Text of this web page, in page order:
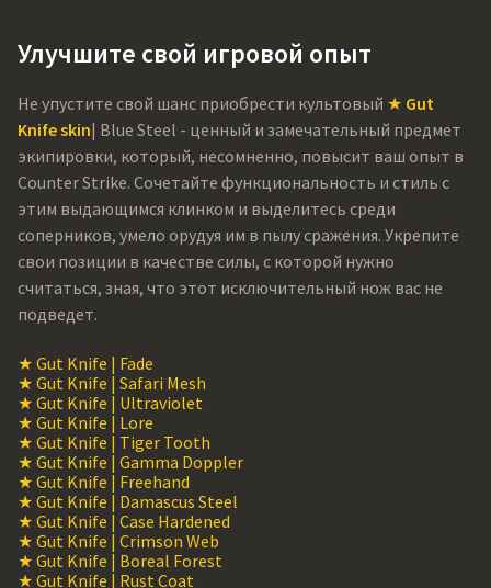
Улучшите свой игровой опыт
Не упустите свой шанс приобрести культовый ★ Gut
Knife skin| Blue Steel - ценный и замечательный предмет
экипировки, который, несомненно, повысит ваш опыт в
Counter Strike. Сочетайте функциональность и стиль с
этим выдающимся клинком и выделитесь среди
соперников, умело орудуя им в пылу сражения. Укрепите
свои позиции в качестве силы, с которой нужно
считаться, зная, что этот исключительный нож вас не
подведет.
★ Gut Knife | Fade
★ Gut Knife | Safari Mesh
★ Gut Knife | Ultraviolet
★ Gut Knife | Lore
★ Gut Knife | Tiger Tooth
★ Gut Knife | Gamma Doppler
★ Gut Knife | Freehand
★ Gut Knife | Damascus Steel
★ Gut Knife | Case Hardened
★ Gut Knife | Crimson Web
★ Gut Knife | Boreal Forest
★ Gut Knife | Rust Coat